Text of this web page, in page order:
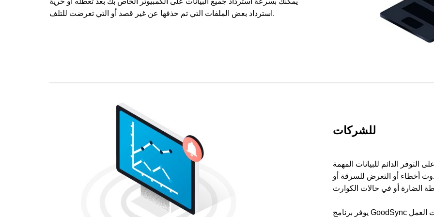
استرداد بعض الملفات التي تم حذفها عن غير قصد أو التي تعرضت للتلف.
للشركات
التوفر الدائم للبيانات المهمة
أخطاء أو التعرض للسرقة أو
يوفر برنامج GoodSync للشركات خدمة نسخ احتياطي مستمرة وآمنة لبيانات العمل